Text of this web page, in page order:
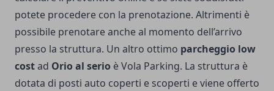
potete procedere con la prenotazione. Altrimenti è
possibile prenotare anche al momento dell’arrivo
presso la struttura. Un altro ottimo parcheggio low
costad Orio al serio è Vola Parking. La struttura è
dotata di posti auto coperti e scoperti e viene offerto